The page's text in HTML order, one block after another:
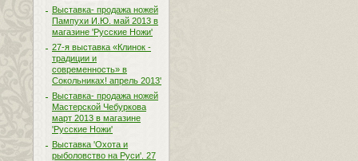
Выставка- продажа ножей
Пампухи И.Ю. май 2013 в
магазине 'Русские Ножи'
27-я выставка «Клинок -
традиции и
современность» в
Сокольниках! апрель 2013'
Выставка- продажа ножей
Мастерской Чебуркова
март 2013 в магазине
'Русские Ножи'
Выставка 'Охота и
рыболовство на Руси'. 27